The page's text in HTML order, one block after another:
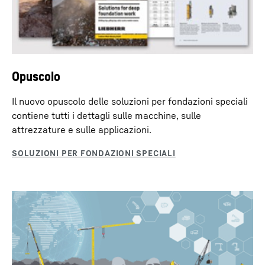
Decisione di adeguatezza della Commissione Europea del 10 luglio 2023 (Quadro sulla
privacy dei dati UE-USA).
Opuscolo
Il nuovo opuscolo delle soluzioni per fondazioni speciali
contiene tutti i dettagli sulle macchine, sulle
attrezzature e sulle applicazioni.